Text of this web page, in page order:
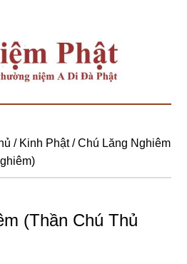
/ Kinh Phật /Chú Lăng Nghiêm
(Thần Chú Thủ